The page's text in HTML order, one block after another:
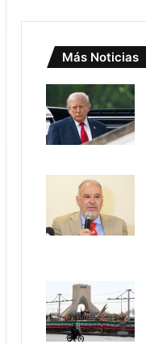
Más Noticias